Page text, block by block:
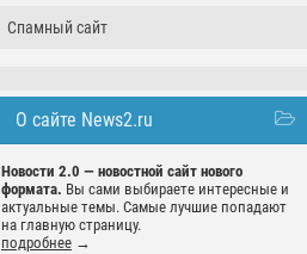
Спамный сайт
О сайте News2.ru
Новости 2.0 — новостной сайт нового
формата. Вы сами выбираете интересные и
актуальные темы. Самые лучшие попадают
на главную страницу.
подробнее →